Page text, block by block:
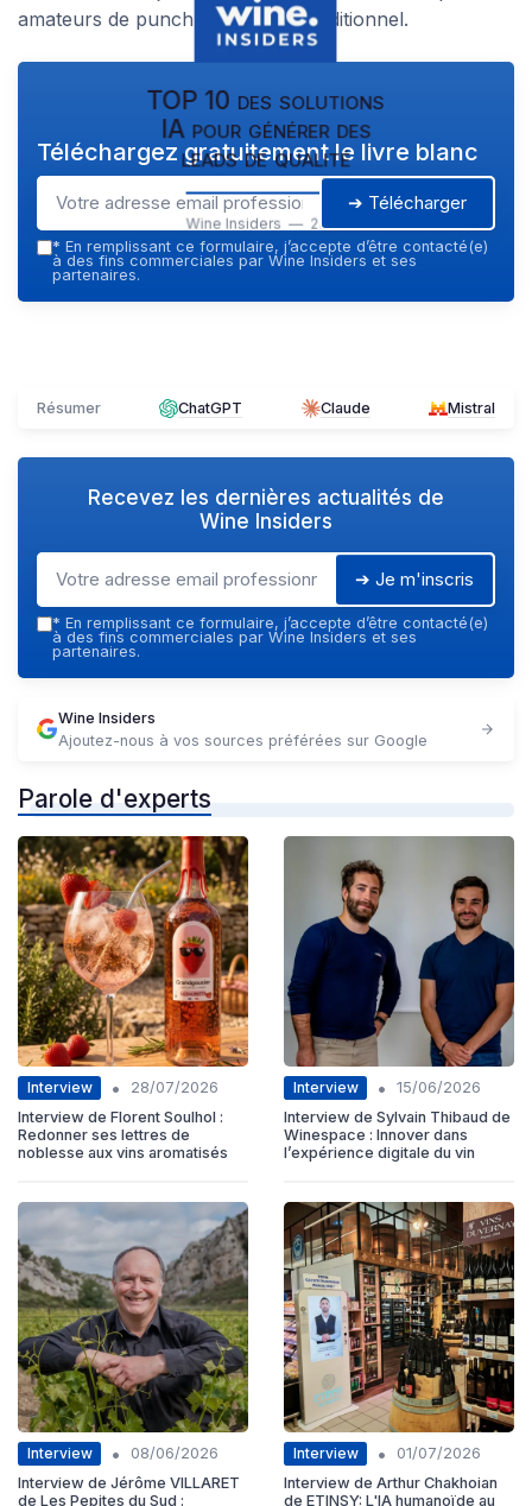
amateurs de punch et de rhum traditionnel.
TOP 10 des solutions
IA pour générer des
leads de qualité
Wine Insiders — 2026
Téléchargez gratuitement le livre blanc
➔ Télécharger
* En remplissant ce formulaire, j’accepte d’être contacté(e)
à des fins commerciales par Wine Insiders et ses
partenaires.
Résumer ChatGPT Claude Mistral
Recevez les dernières actualités de
Wine Insiders
➔ Je m'inscris
* En remplissant ce formulaire, j’accepte d’être contacté(e)
à des fins commerciales par Wine Insiders et ses
partenaires.
Wine Insiders
Ajoutez-nous à vos sources préférées sur Google
Parole d'experts
Interview •
28/07/2026
Interview de Florent Soulhol :
Redonner ses lettres de
noblesse aux vins aromatisés
Interview •
15/06/2026
Interview de Sylvain Thibaud de
Winespace : Innover dans
l’expérience digitale du vin
Interview •
08/06/2026
Interview de Jérôme VILLARET
de Les Pepites du Sud :
Interview •
01/07/2026
Interview de Arthur Chakhoian
de ETINSY: L'IA humanoïde au